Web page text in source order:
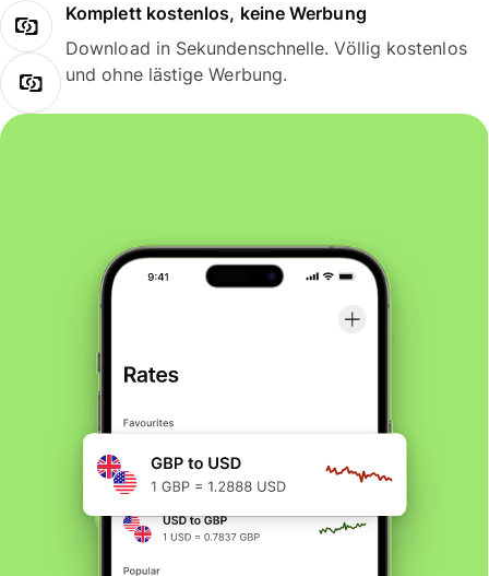
Komplett kostenlos, keine Werbung
Download in Sekundenschnelle. Völlig kostenlos
und ohne lästige Werbung.